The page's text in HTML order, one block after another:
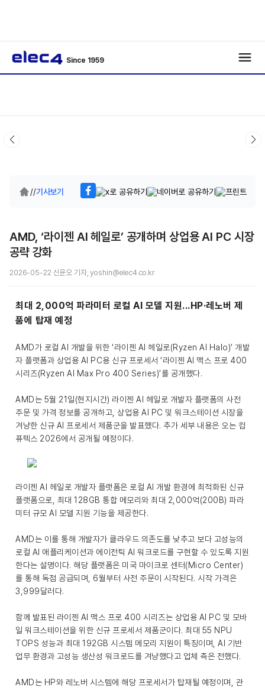
Since 1959
//기사보기
AMD, ‘라이젠 AI 헤일로’ 공개하며 상업용 AI PC 시장
공략 강화
2026-05-22 신윤오 기자, yoshin@elec4.co.kr
최대 2,000억 파라미터 로컬 AI 모델 지원...HP·레노버 제
품에 탑재 예정
AMD가 로컬 AI 개발을 위한 ‘라이젠 AI 헤일로(Ryzen AI Halo)’ 개발
자 플랫폼과 상업용 AI PC용 신규 프로세서 ‘라이젠 AI 맥스 프로 400
시리즈(Ryzen AI Max Pro 400 Series)’를 공개했다.
AMD는 5월 21일(현지시간) 라이젠 AI 헤일로 개발자 플랫폼의 사전
주문 및 가격 정보를 공개하고, 상업용 AI PC 및 워크스테이션 시장을
겨냥한 신규 AI 프로세서 제품군을 발표했다. 추가 세부 내용은 오는 컴
퓨텍스 2026에서 공개될 예정이다.
라이젠 AI 헤일로 개발자 플랫폼은 로컬 AI 개발 환경에 최적화된 신규
플랫폼으로, 최대 128GB 통합 메모리와 최대 2,000억(200B) 파라
미터 규모 AI 모델 지원 기능을 제공한다.
AMD는 이를 통해 개발자가 클라우드 의존도를 낮추고 보다 고성능의
로컬 AI 애플리케이션과 에이전틱 AI 워크로드를 구현할 수 있도록 지원
한다는 설명이다. 해당 플랫폼은 미국 마이크로 센터(Micro Center)
를 통해 독점 공급되며, 6월부터 사전 주문이 시작된다. 시작 가격은
3,999달러다.
함께 발표된 라이젠 AI 맥스 프로 400 시리즈는 상업용 AI PC 및 모바
일 워크스테이션을 위한 신규 프로세서 제품군이다. 최대 55 NPU
TOPS 성능과 최대 192GB 시스템 메모리 지원이 특징이며, AI 기반
업무 환경과 고성능 생산성 워크로드를 겨냥했다고 업체 측은 전했다.
AMD는 HP와 레노버 시스템에 해당 프로세서가 탑재될 예정이며, 관